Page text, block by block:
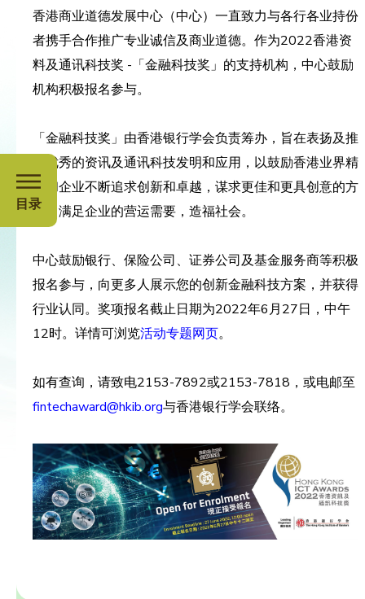
目录
香港商业道德发展中心（中心）一直致力与各行各业持份
者携手合作推广专业诚信及商业道德。作为2022香港资
料及通讯科技奖 -「金融科技奖」的支持机构，中心鼓励
机构积极报名参与。
「金融科技奖」由香港银行学会负责筹办，旨在表扬及推
广优秀的资讯及通讯科技发明和应用，以鼓励香港业界精
英和企业不断追求创新和卓越，谋求更佳和更具创意的方
案，满足企业的营运需要，造福社会。
中心鼓励银行、保险公司、证券公司及基金服务商等积极
报名参与，向更多人展示您的创新金融科技方案，并获得
行业认同。奖项报名截止日期为2022年6月27日，中午
12时。详情可浏览活动专题网页。
如有查询，请致电2153-7892或2153-7818，或电邮至
fintechaward@hkib.org与香港银行学会联络。